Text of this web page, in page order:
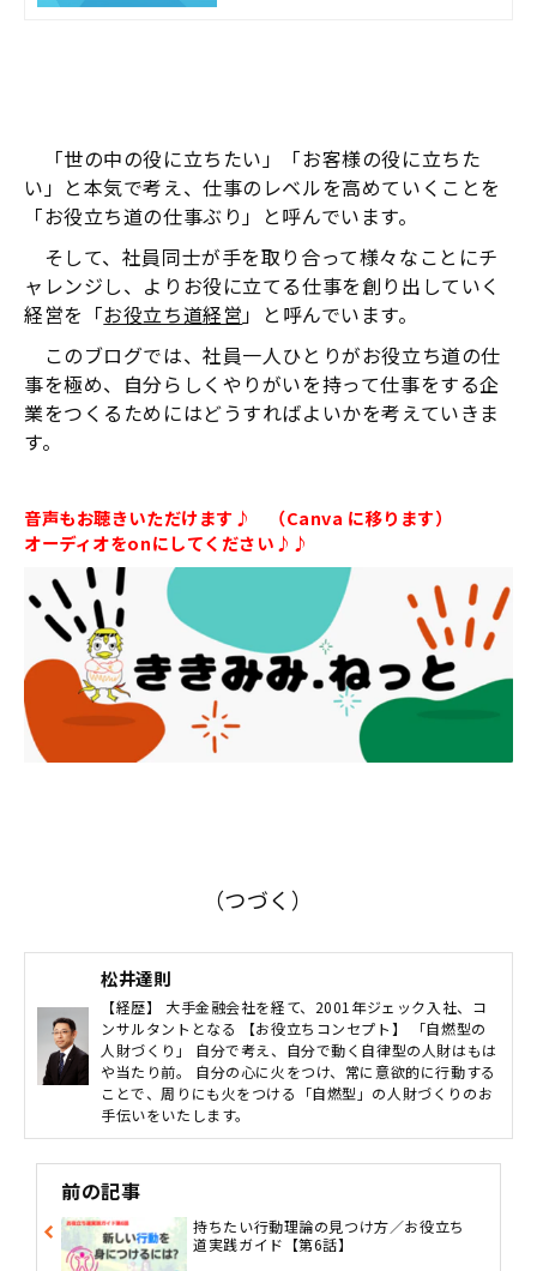
「世の中の役に立ちたい」「お客様の役に立ちた
い」と本気で考え、仕事のレベルを高めていくことを
「お役立ち道の仕事ぶり」と呼んでいます。
そして、社員同士が手を取り合って様々なことにチ
ャレンジし、よりお役に立てる仕事を創り出していく
経営を「お役立ち道経営」と呼んでいます。
このブログでは、社員一人ひとりがお役立ち道の仕
事を極め、自分らしくやりがいを持って仕事をする企
業をつくるためにはどうすればよいかを考えていきま
す。
音声もお聴きいただけます♪ （Canva に移ります）
オーディオをonにしてください♪♪
（つづく）
松井達則
【経歴】 大手金融会社を経て、2001年ジェック入社、コ
ンサルタントとなる 【お役立ちコンセプト】 「自燃型の
人財づくり」 自分で考え、自分で動く自律型の人財はもは
や当たり前。 自分の心に火をつけ、常に意欲的に行動する
ことで、周りにも火をつける「自燃型」の人財づくりのお
手伝いをいたします。
前の記事
持ちたい行動理論の見つけ方／お役立ち
道実践ガイド【第6話】